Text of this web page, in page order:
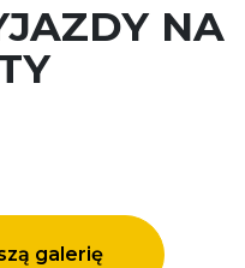
NA
galerię